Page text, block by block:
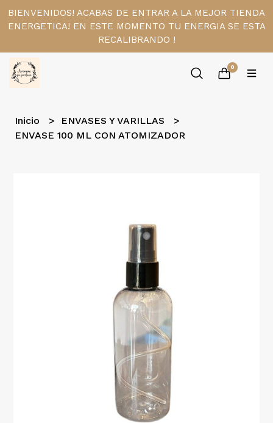
BIENVENIDOS! ACABAS DE ENTRAR A LA MEJOR TIENDA
ENERGETICA! EN ESTE MOMENTO TU ENERGIA SE ESTA
RECALIBRANDO !
0
Inicio
ENVASES Y VARILLAS
ENVASE 100 ML CON ATOMIZADOR